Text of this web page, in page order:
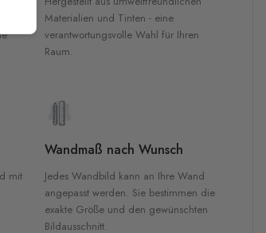
Materialien und Tinten - eine
verantwortungsvolle Wahl für Ihren
Raum.
mit
Wandmaß nach Wunsch
Jedes Wandbild kann an Ihre Wand
angepasst werden. Sie bestimmen die
exakte Größe und den gewünschten
Bildausschnitt.